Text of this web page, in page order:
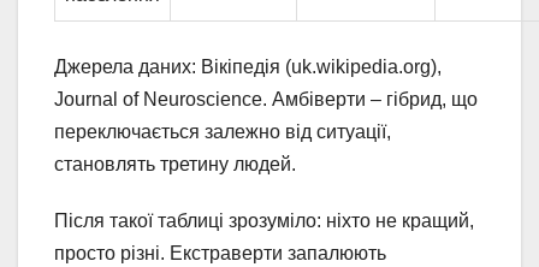
Джерела даних: Вікіпедія (uk.wikipedia.org),
Journal of Neuroscience. Амбіверти – гібрид, що
переключається залежно від ситуації,
становлять третину людей.
Після такої таблиці зрозуміло: ніхто не кращий,
просто різні. Екстраверти запалюють